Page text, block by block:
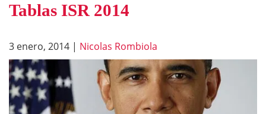
Tablas ISR 2014
3 enero, 2014 | Nicolas Rombiola